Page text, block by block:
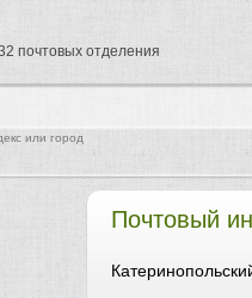
Почтовый
или город
почтовых отделения